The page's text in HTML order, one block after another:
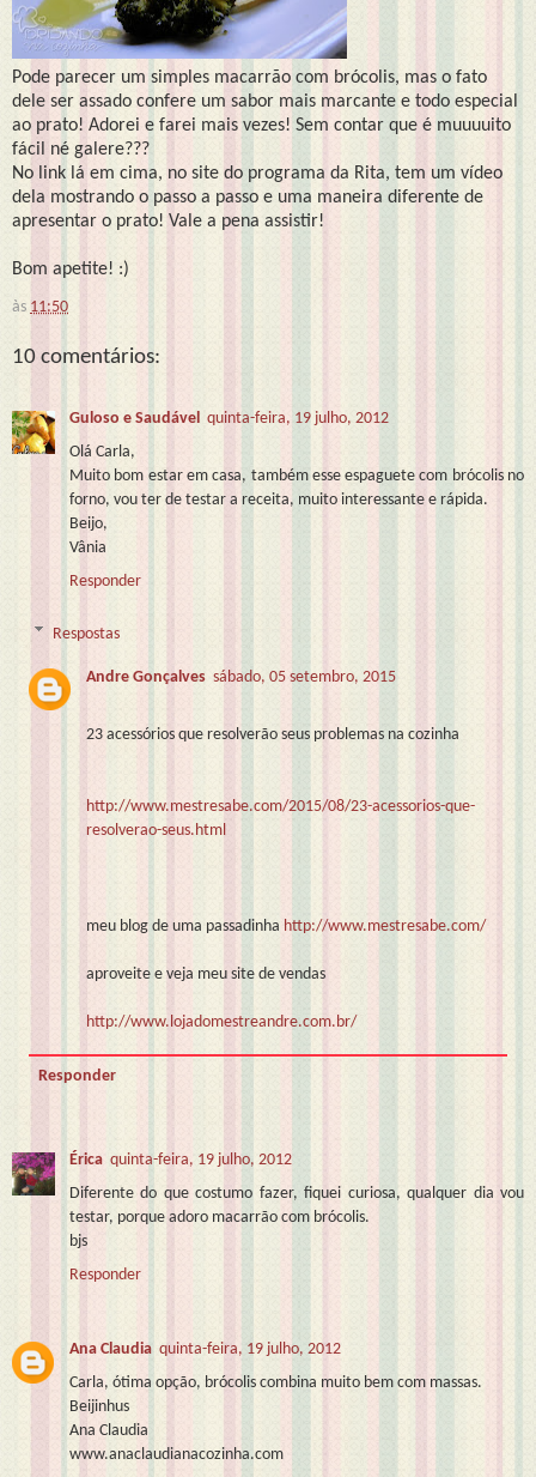
Pode parecer um simples macarrão com brócolis, mas o fato
dele ser assado confere um sabor mais marcante e todo especial
ao prato! Adorei e farei mais vezes! Sem contar que é muuuuito
fácil né galere???
No link lá em cima, no site do programa da Rita, tem um vídeo
dela mostrando o passo a passo e uma maneira diferente de
apresentar o prato! Vale a pena assistir!
Bom apetite! :)
às 11:50
10 comentários:
Guloso e Saudável quinta-feira, 19 julho, 2012
Olá Carla,
Muito bom estar em casa, também esse espaguete com brócolis no
forno, vou ter de testar a receita, muito interessante e rápida.
Beijo,
Vânia
Responder
Respostas
Andre Gonçalves sábado, 05 setembro, 2015
23 acessórios que resolverão seus problemas na cozinha
http://www.mestresabe.com/2015/08/23-acessorios-que-
resolverao-seus.html
meu blog de uma passadinha http://www.mestresabe.com/
aproveite e veja meu site de vendas
http://www.lojadomestreandre.com.br/
Responder
Érica quinta-feira, 19 julho, 2012
Diferente do que costumo fazer, fiquei curiosa, qualquer dia vou
testar, porque adoro macarrão com brócolis.
bjs
Responder
Ana Claudia quinta-feira, 19 julho, 2012
Carla, ótima opção, brócolis combina muito bem com massas.
Beijinhus
Ana Claudia
www.anaclaudianacozinha.com